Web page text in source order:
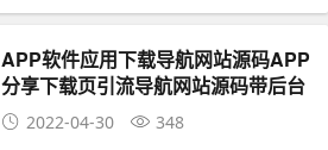
APP软件应用下载导航网站源码APP
分享下载页引流导航网站源码带后台
版 2022-04-30 348